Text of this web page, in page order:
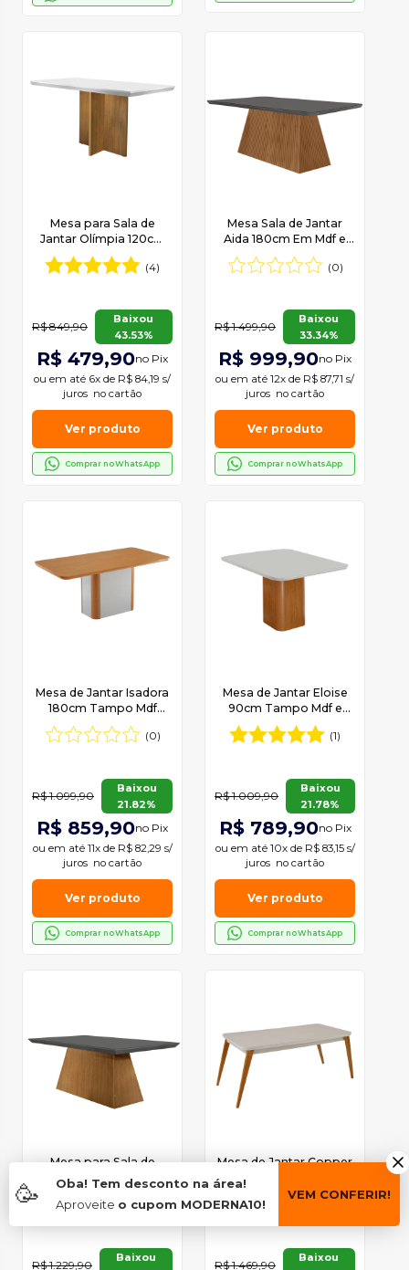
Mesa para Sala de
Jantar Olímpia 120cm
em MDF Rufato
(4)
R$ 849,90
Baixou
43.53%
R$ 479,90no Pix
ou em até 6x de R$ 84,19 s/
juros no cartão
Ver produto
Comprar no WhatsApp
Mesa Sala de Jantar
Aida 180cm Em Mdf e
Vidro Com Canto Copo
(0)
R$ 1.499,90
Baixou
33.34%
R$ 999,90no Pix
ou em até 12x de R$ 87,71 s/
juros no cartão
Ver produto
Comprar no WhatsApp
Mesa de Jantar Isadora
180cm Tampo Mdf
Canto Copo Moderna
Mobília
(0)
R$ 1.099,90
Baixou
21.82%
R$ 859,90no Pix
ou em até 11x de R$ 82,29 s/
juros no cartão
Ver produto
Comprar no WhatsApp
Mesa de Jantar Eloise
90cm Tampo Mdf e
Vidro Canto Copo
Moderna Mobília(1)
R$ 1.009,90
Baixou
21.78%
R$ 789,90no Pix
ou em até 10x de R$ 83,15 s/
juros no cartão
Ver produto
Comprar no WhatsApp
Mesa para Sala de
Jantar Aida 180cm em
MDF com Vidro
(0)
R$ 1.229,90
Baixou
Mesa de Jantar Copper
180cm Madeira Tampo
com Vidro Canto Copo
Moderna Mobília
R$ 1.469,90
Baixou
🥳
Oba! Tem desconto na área!
Aproveite o cupom MODERNA10!
VEM CONFERIR!